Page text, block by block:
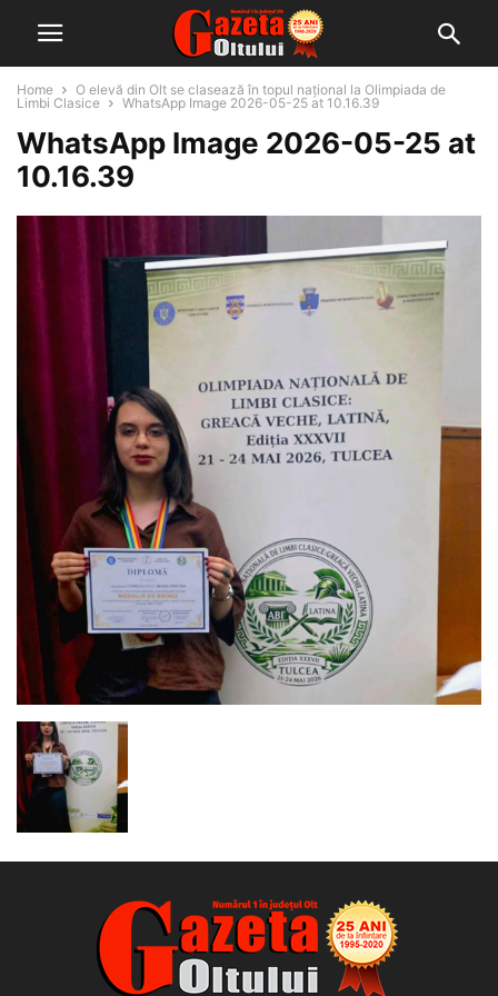
Home
O elevă din Olt se clasează în topul național la Olimpiada de
Limbi Clasice
WhatsApp Image 2026-05-25 at 10.16.39
WhatsApp Image 2026-05-25 at
10.16.39